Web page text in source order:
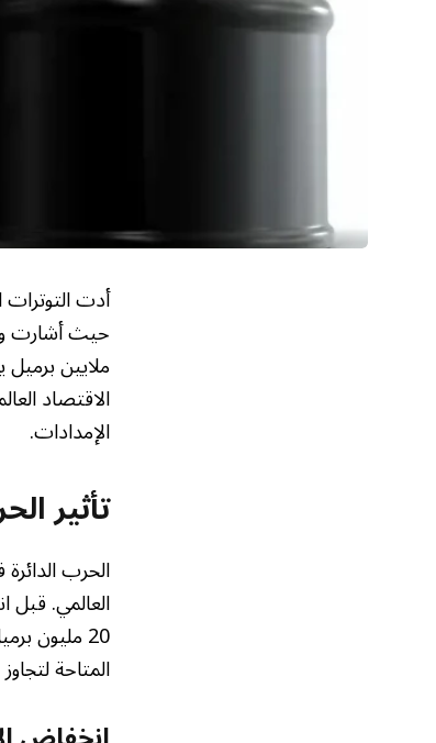
أدت
ملايين
الاقتصاد
الإمدادات.
تأثير
الحرب
العالمي.
20 مليون
المتاحة